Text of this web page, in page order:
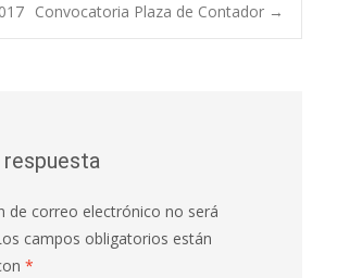
Convocatoria Plaza de Contador →
respuesta
de correo electrónico no será
campos obligatorios están
*